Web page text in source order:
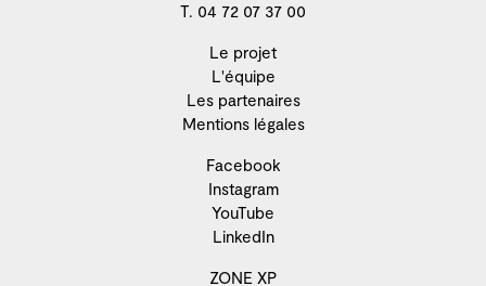
T. 04 72 07 37 00
Le projet
L'équipe
Les partenaires
Mentions légales
Facebook
Instagram
YouTube
LinkedIn
ZONE XP